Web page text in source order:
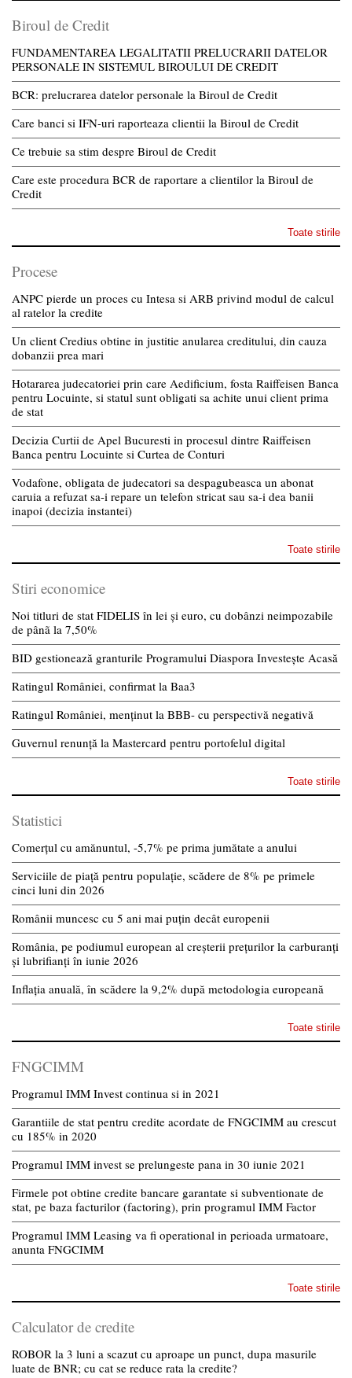
Biroul de Credit
FUNDAMENTAREA LEGALITATII PRELUCRARII DATELOR
PERSONALE IN SISTEMUL BIROULUI DE CREDIT
BCR: prelucrarea datelor personale la Biroul de Credit
Care banci si IFN-uri raporteaza clientii la Biroul de Credit
Ce trebuie sa stim despre Biroul de Credit
Care este procedura BCR de raportare a clientilor la Biroul de
Credit
Toate stirile
Procese
ANPC pierde un proces cu Intesa si ARB privind modul de calcul
al ratelor la credite
Un client Credius obtine in justitie anularea creditului, din cauza
dobanzii prea mari
Hotararea judecatoriei prin care Aedificium, fosta Raiffeisen Banca
pentru Locuinte, si statul sunt obligati sa achite unui client prima
de stat
Decizia Curtii de Apel Bucuresti in procesul dintre Raiffeisen
Banca pentru Locuinte si Curtea de Conturi
Vodafone, obligata de judecatori sa despagubeasca un abonat
caruia a refuzat sa-i repare un telefon stricat sau sa-i dea banii
inapoi (decizia instantei)
Toate stirile
Stiri economice
Noi titluri de stat FIDELIS în lei și euro, cu dobânzi neimpozabile
de pânã la 7,50%
BID gestionează granturile Programului Diaspora Investește Acasă
Ratingul României, confirmat la Baa3
Ratingul României, menținut la BBB- cu perspectivă negativă
Guvernul renunță la Mastercard pentru portofelul digital
Toate stirile
Statistici
Comerțul cu amănuntul, -5,7% pe prima jumătate a anului
Serviciile de piață pentru populație, scădere de 8% pe primele
cinci luni din 2026
Românii muncesc cu 5 ani mai puțin decât europenii
România, pe podiumul european al creșterii prețurilor la carburanți
și lubrifianți în iunie 2026
Inflația anuală, în scădere la 9,2% după metodologia europeană
Toate stirile
FNGCIMM
Programul IMM Invest continua si in 2021
Garantiile de stat pentru credite acordate de FNGCIMM au crescut
cu 185% in 2020
Programul IMM invest se prelungeste pana in 30 iunie 2021
Firmele pot obtine credite bancare garantate si subventionate de
stat, pe baza facturilor (factoring), prin programul IMM Factor
Programul IMM Leasing va fi operational in perioada urmatoare,
anunta FNGCIMM
Toate stirile
Calculator de credite
ROBOR la 3 luni a scazut cu aproape un punct, dupa masurile
luate de BNR; cu cat se reduce rata la credite?